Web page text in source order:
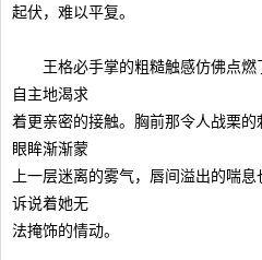
起伏，难以平复。
王格必手掌的粗糙触感仿佛点燃
自主地渴求
着更亲密的接触。胸前那令人战栗
眼眸渐渐蒙
上一层迷离的雾气，唇间溢出的喘
诉说着她无
法掩饰的情动。